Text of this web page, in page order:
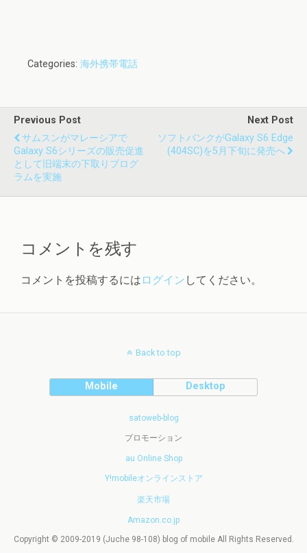
Categories: 海外携帯電話
Previous Post
サムスンがマレーシアで
Galaxy S6シリーズの販売促進
として旧端末の下取りプログ
ラムを実施
Next Post
ソフトバンクがGalaxy S6 Edge
(404SC)を5月下旬に発売へ
コメントを残す
コメントを投稿するには ログイン してください。
Back to top
Mobile Desktop
satoweb-blog
プロモーション
au Online Shop
Y!mobileオンラインストア
楽天市場
Amazon.co.jp
Copyright © 2009-2019 (Juche 98-108) blog of mobile All Rights Reserved.